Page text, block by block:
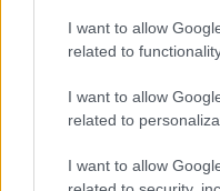
I want to allow
related to
I want to allow
related to
I want to allow
kezdetét a hivatalos
átléphetnek az ókori
pretoriánus gárda és a
Danubianae